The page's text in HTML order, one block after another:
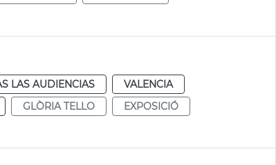
LAS AUDIENCIAS
VALENCIA
GLÒRIA TELLO
EXPOSICIÓ